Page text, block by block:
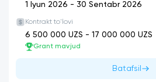
1 Iyun 2026 - 30 Sentabr 2026
Kontrakt to'lovi
6 500 000 UZS - 17 000 000 UZS
Grant mavjud
Batafsil